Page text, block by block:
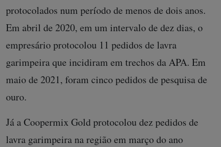
protocolados num período de menos de dois anos.
Em abril de 2020, em um intervalo de dez dias, o
empresário protocolou 11 pedidos de lavra
garimpeira que incidiram em trechos da APA. Em
maio de 2021, foram cinco pedidos de pesquisa de
ouro.
Já a Coopermix Gold protocolou dez pedidos de
lavra garimpeira na região em março do ano